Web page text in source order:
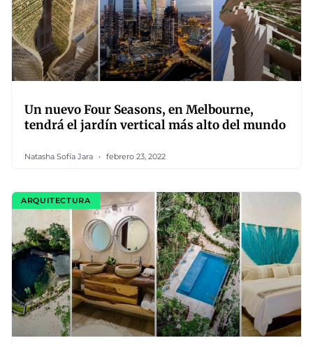
Un nuevo Four Seasons, en Melbourne,
tendrá el jardín vertical más alto del mundo
Natasha Sofía Jara febrero 23, 2022
ARQUITECTURA